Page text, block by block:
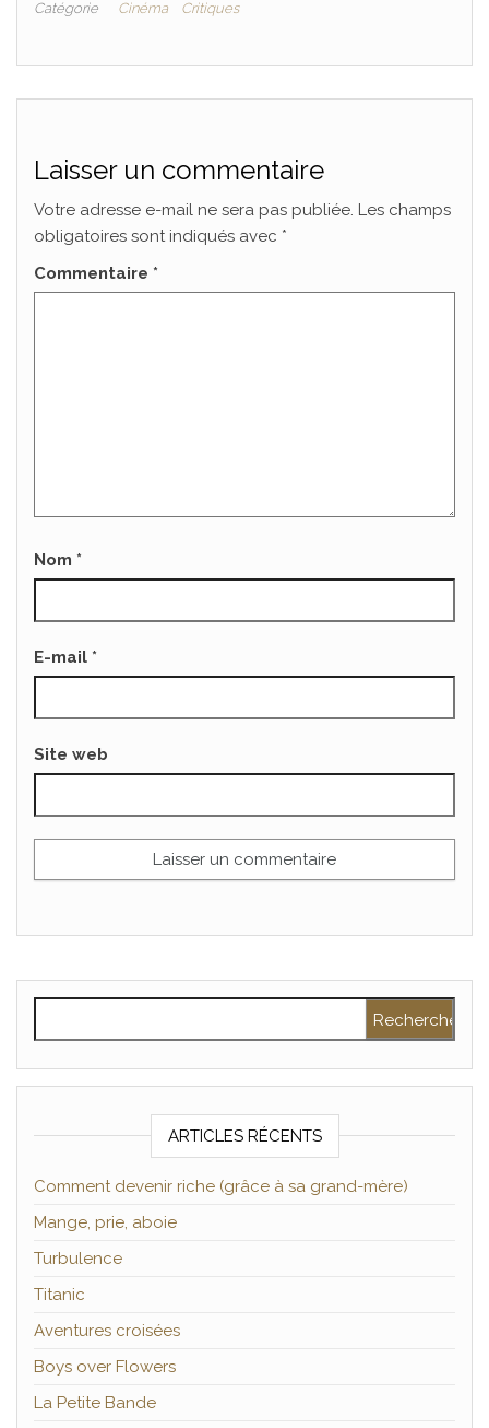
Catégorie Cinéma Critiques
Laisser un commentaire
Votre adresse e-mail ne sera pas publiée. Les champs
obligatoires sont indiqués avec *
Commentaire *
Nom *
E-mail *
Site web
ARTICLES RÉCENTS
Comment devenir riche (grâce à sa grand-mère)
Mange, prie, aboie
Turbulence
Titanic
Aventures croisées
Boys over Flowers
La Petite Bande